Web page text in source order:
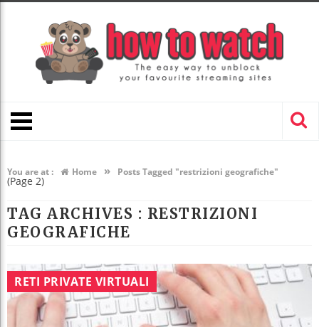
You are at : Home » Posts Tagged "restrizioni geografiche"
(Page 2)
TAG ARCHIVES : RESTRIZIONI
GEOGRAFICHE
RETI PRIVATE VIRTUALI